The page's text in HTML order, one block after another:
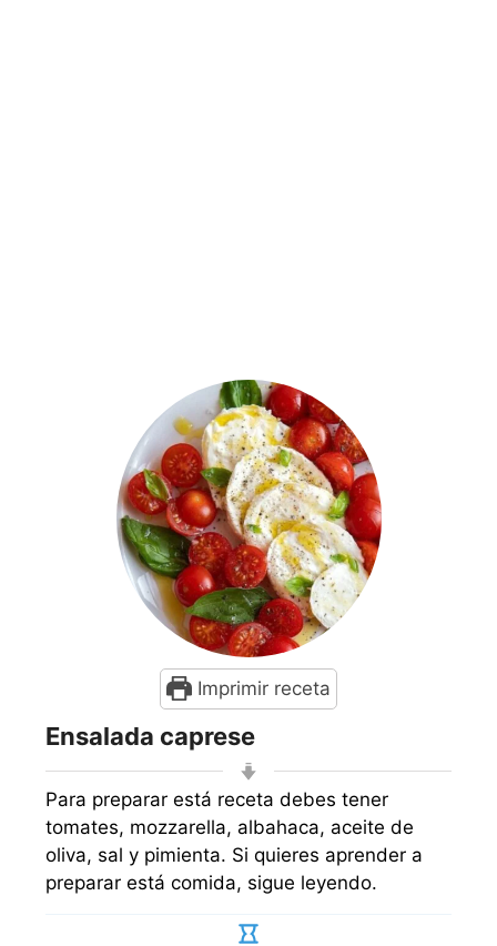
Imprimir receta
Ensalada caprese
Para preparar está receta debes tener
tomates, mozzarella, albahaca, aceite de
oliva, sal y pimienta. Si quieres aprender a
preparar está comida, sigue leyendo.